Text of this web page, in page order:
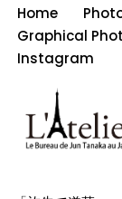
Home
Graphical
Instagram